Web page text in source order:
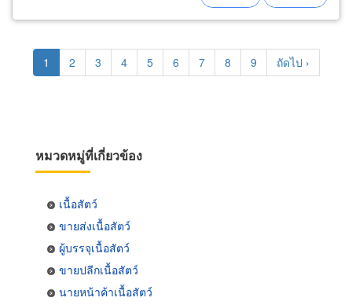
Pagination
Current
page
1 Page
2 Page
3 Page
4 Page
5 Page
6 Page
7 Page
8 Page
9
Next
page
ถัดไป ›
หมวดหมู่ที่เกี่ยวข้อง
เนื้อสัตว์
ขายส่งเนื้อสัตว์
ผู้บรรจุเนื้อสัตว์
ขายปลีกเนื้อสัตว์
นายหน้าค้าเนื้อสัตว์